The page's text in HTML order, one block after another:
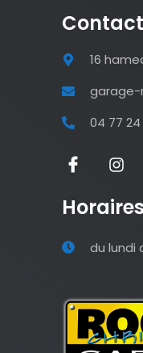
16
garage-
04 77 24
du lundi